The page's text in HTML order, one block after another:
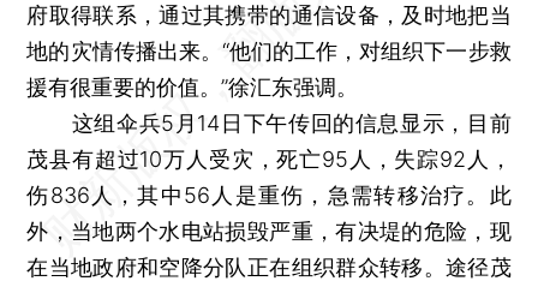
府取得联系，通过其携带的通信设备，及时地把当
地的灾情传播出来。“他们的工作，对组织下一步救
援有很重要的价值。”徐汇东强调。
这组伞兵5月14日下午传回的信息显示，目前
茂县有超过10万人受灾，死亡95人，失踪92人，
伤836人，其中56人是重伤，急需转移治疗。此
外，当地两个水电站损毁严重，有决堤的危险，现
在当地政府和空降分队正在组织群众转移。途径茂